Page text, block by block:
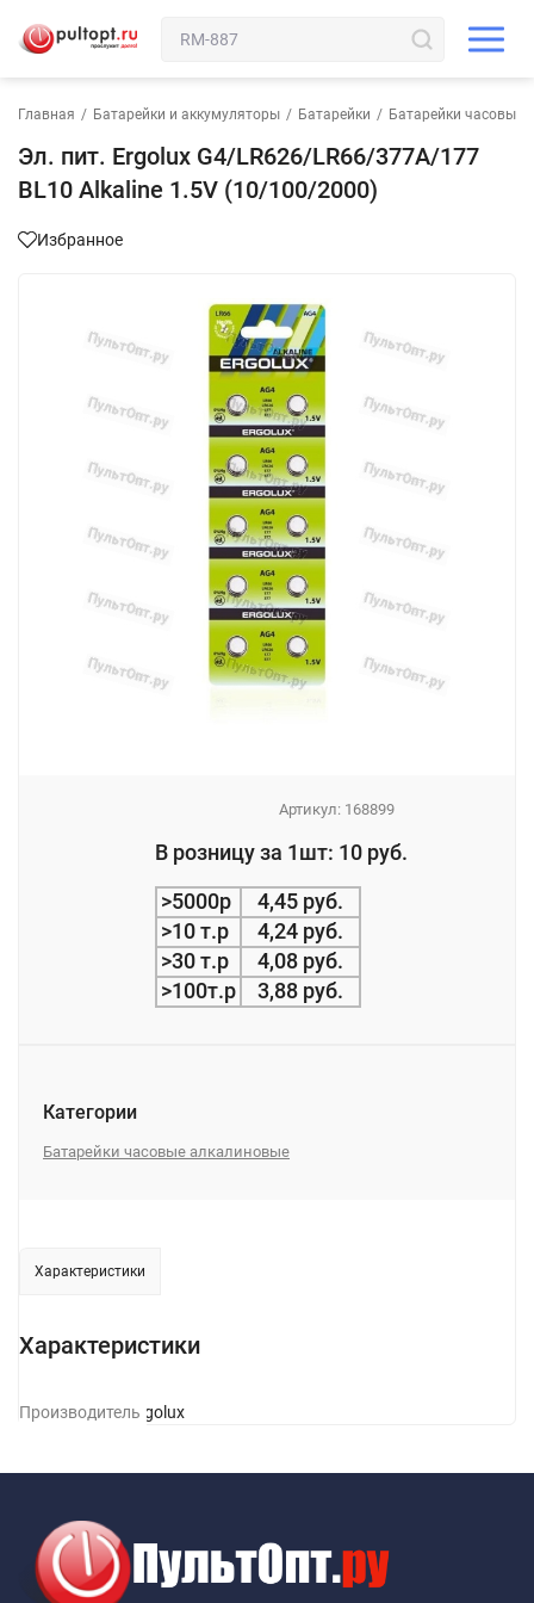
Главная / Батарейки и аккумуляторы / Батарейки / Батарейки часовые
Эл. пит. Ergolux G4/LR626/LR66/377A/177
BL10 Alkaline 1.5V (10/100/2000)
Избранное
Артикул: 168899
В розницу за 1шт: 10 руб.
>5000р
4,45 руб.
>10 т.р
4,24 руб.
>30 т.р
4,08 руб.
>100т.р
3,88 руб.
Категории
Батарейки часовые алкалиновые
Характеристики
Характеристики
ПроизводительErgolux